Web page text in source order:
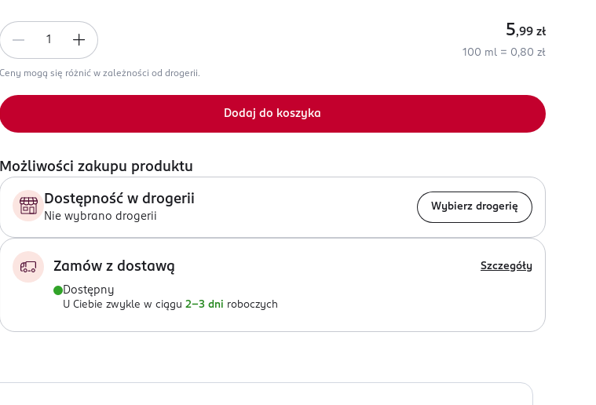
5,99 zł
100 ml = 0,80 zł
Ceny mogą się różnić w zależności od drogerii.
Dodaj do koszyka
Możliwości zakupu produktu
Dostępność w drogerii
Nie wybrano drogerii
Wybierz drogerię
Zamów z dostawą Szczegóły
Dostępny
U Ciebie zwykle w ciągu 2-3 dni roboczych